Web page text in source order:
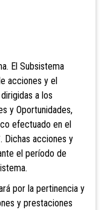
El Subsistema
acciones y el
a los
y Oportunidades,
efectuado en el
Dichas acciones y
el período de
por la pertinencia y
y prestaciones